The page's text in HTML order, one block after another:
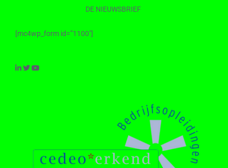
DE NIEUWSBRIEF
[mc4wp_form id=”1100″]